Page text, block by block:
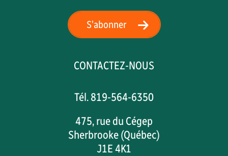
S'abonner
CONTACTEZ-NOUS
Tél. 819-564-6350
475, rue du Cégep
Sherbrooke (Québec)
J1E 4K1